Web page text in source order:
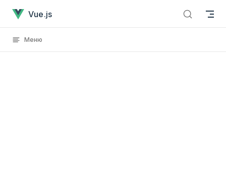
Перейти к содержанию
Vue.js
Меню